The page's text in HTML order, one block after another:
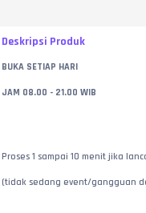
Deskripsi Produk
BUKA SETIAP HARI
JAM 08.00 - 21.00 WIB
Proses 1 sampai 10 menit jika
(tidak sedang event/gangguan